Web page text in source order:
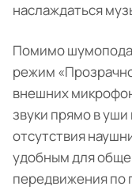
наслаждаться
Помимо
режим
внешних
звуки прямо в
отсутствия
удобным для
передвижения по